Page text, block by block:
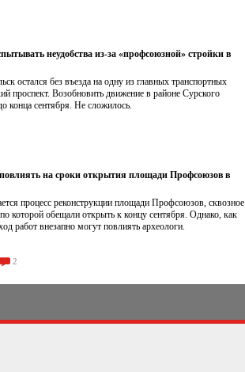
неудобства из-за «профсоюзной» стройки в
остался без въезда на одну из главных транспортных
проспект. Возобновить движение в районе Сурского
конца сентября. Не сложилось.
на сроки открытия площади Профсоюзов в
процесс реконструкции площади Профсоюзов, сквозное
которой обещали открыть к концу сентября. Однако, как
работ внезапно могут повлиять археологи.
2